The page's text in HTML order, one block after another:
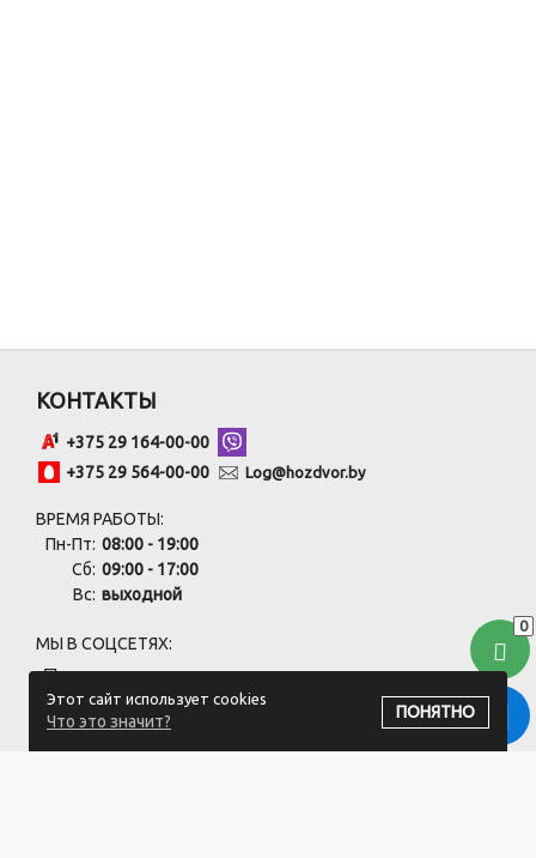
0
Этот сайт использует cookies
Что это значит?
ПОНЯТНО
КОНТАКТЫ
+375 29 164-00-00
+375 29 564-00-00
Log@hozdvor.by
ВРЕМЯ РАБОТЫ:
Пн-Пт: 08:00 - 19:00
Сб: 09:00 - 17:00
Вс: выходной
МЫ В СОЦСЕТЯХ:
ПОДПИСАТЬСЯ НА РАССЫЛКУ